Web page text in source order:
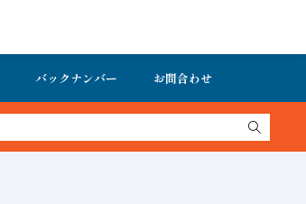
バックナンバー お問合わせ